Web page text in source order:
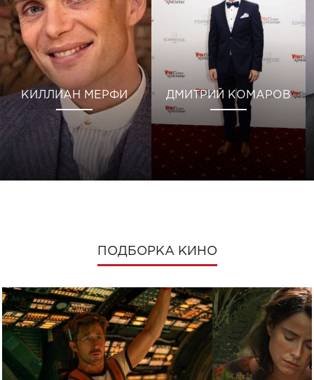
КИЛЛИАН МЕРФИ ДМИТРИЙ КОМАРОВ
ПОДБОРКА КИНО